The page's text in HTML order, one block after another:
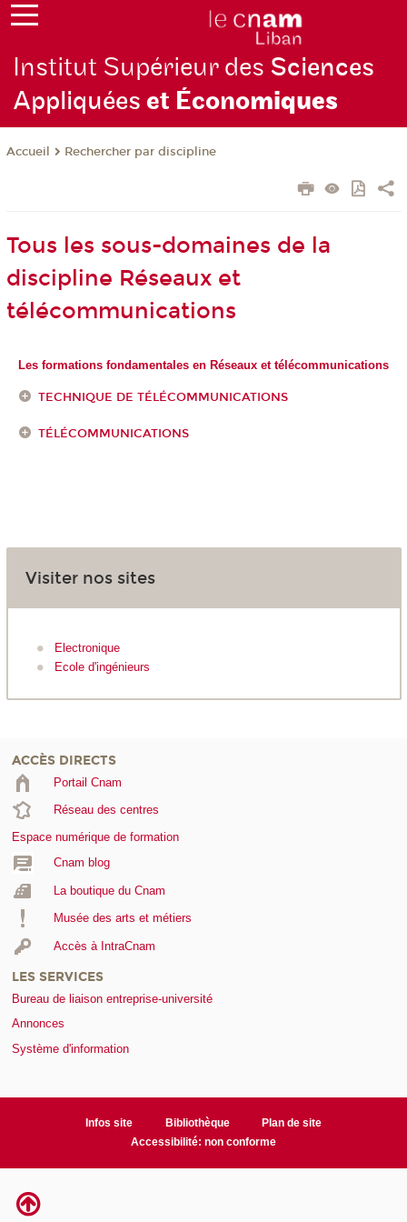
Institut Supérieur des Sciences
Appliquéeset Économiques
Accueil Rechercher par discipline
Tous les sous-domaines de la
discipline Réseaux et
télécommunications
Les formations fondamentales en Réseaux et télécommunications
TECHNIQUE DE TÉLÉCOMMUNICATIONS
TÉLÉCOMMUNICATIONS
Visiter nos sites
Electronique
Ecole d'ingénieurs
ACCÈS DIRECTS
Portail Cnam
Réseau des centres
Espace numérique de formation
Cnam blog
La boutique du Cnam
Musée des arts et métiers
Accès à IntraCnam
LES SERVICES
Bureau de liaison entreprise-université
Annonces
Système d'information
Infos site Bibliothèque
Plan de site
Accessibilité: non conforme